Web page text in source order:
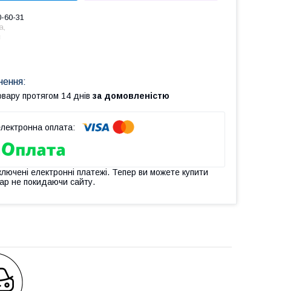
60-31
протягом 14 днів за домовленістю
електронні платежі. Тепер ви можете купити
не покидаючи сайту.